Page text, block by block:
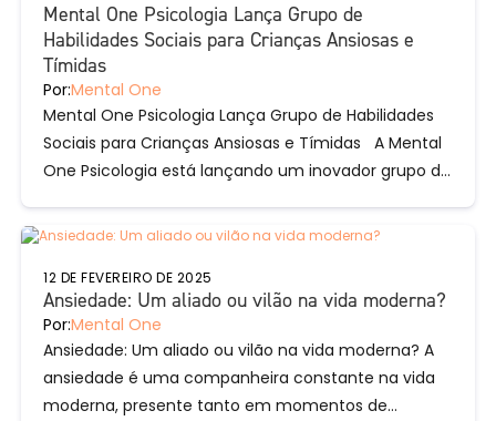
Mental One Psicologia Lança Grupo de
Habilidades Sociais para Crianças Ansiosas e
Tímidas
Por:Mental One
Mental One Psicologia Lança Grupo de Habilidades
Sociais para Crianças Ansiosas e Tímidas A Mental
One Psicologia está lançando um inovador grupo de
Ansiedade: Um aliado ou vilão na vida moderna?
12 DE FEVEREIRO DE 2025
Por:Mental One
Ansiedade: Um aliado ou vilão na vida moderna? A
ansiedade é uma companheira constante na vida
moderna, presente tanto em momentos de